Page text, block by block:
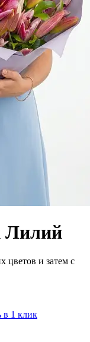
Лилий
цветов и затем с
в 1 клик